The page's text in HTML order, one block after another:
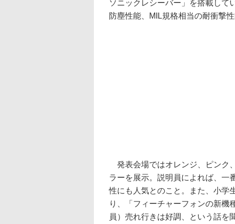
ソニックレシーバー」を搭載して
防塵性能、MIL規格相当の耐衝撃性
発表会場ではオレンジ、ピンク
ラーを展示。説明員によれば、一
性にも人気とのこと。また、小学
り、「フィーチャーフォンの新機
員）売れ行きは好調、という話を